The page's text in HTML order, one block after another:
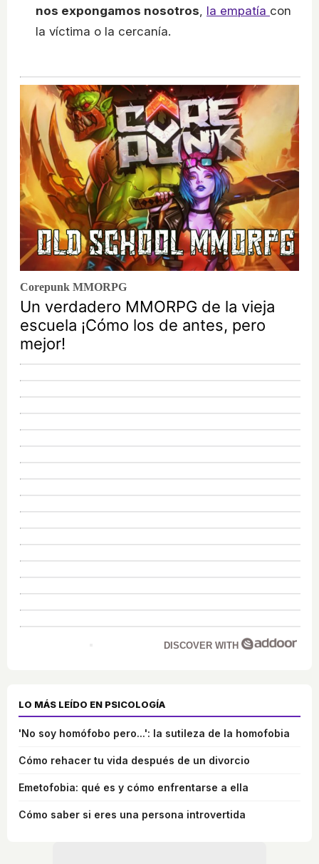
nos expongamos nosotros, la empatía con
la víctima o la cercanía.
Corepunk MMORPG
Un verdadero MMORPG de la vieja
escuela ¡Cómo los de antes, pero
mejor!
DISCOVER WITH
LO MÁS LEÍDO EN PSICOLOGÍA
'No soy homófobo pero...': la sutileza de la homofobia
Cómo rehacer tu vida después de un divorcio
Emetofobia: qué es y cómo enfrentarse a ella
Cómo saber si eres una persona introvertida